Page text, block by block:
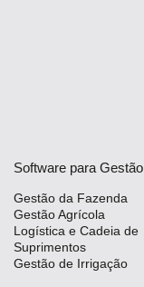
Software para Gestão
Gestão da Fazenda
Gestão Agrícola
Logística e Cadeia de
Suprimentos
Gestão de Irrigação